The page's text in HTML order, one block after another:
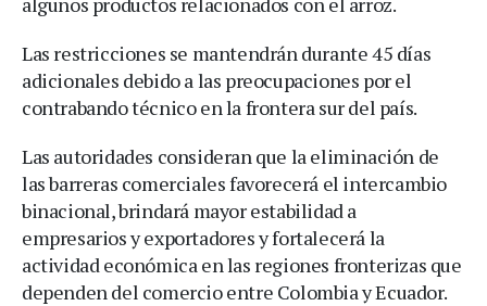
Las restricciones se mantendrán durante 45 días
adicionales debido a las preocupaciones por el
contrabando técnico en la frontera sur del país.
Las autoridades consideran que la eliminación de
las barreras comerciales favorecerá el intercambio
binacional, brindará mayor estabilidad a
empresarios y exportadores y fortalecerá la
actividad económica en las regiones fronterizas que
dependen del comercio entre Colombia y Ecuador.